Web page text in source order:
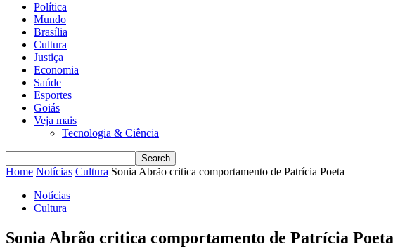
Política
Mundo
Brasília
Cultura
Justiça
Economia
Saúde
Esportes
Goiás
Veja mais
Tecnologia & Ciência
Home Notícias Cultura Sonia Abrão critica comportamento de Patrícia Poeta
Notícias
Cultura
Sonia Abrão critica comportamento de Patrícia Poeta